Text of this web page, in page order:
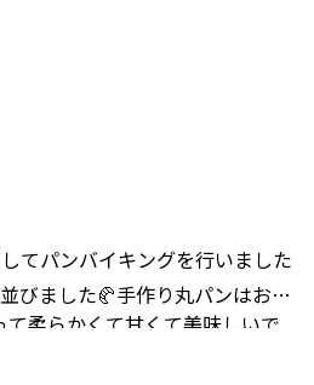
てパンバイキングを行いました
びました🥐手作り丸パンはお先
て柔らかくて甘くて美味しいで